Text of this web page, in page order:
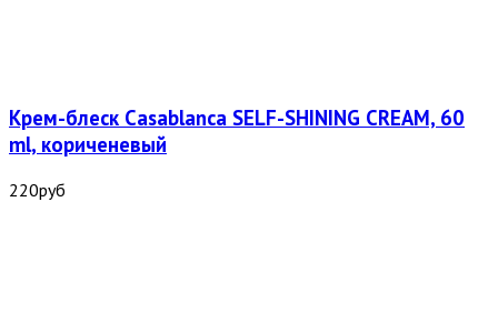
Крем-блеск Casablanca SELF-SHINING CREAM, 60
ml, кориченевый
220руб